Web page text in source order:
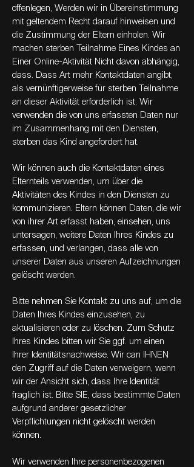
offenlegen, Werden wir in Übereinstimmung
mit geltendem Recht darauf hinweisen und
die Zustimmung der Eltern einholen. Wir
machen sterben Teilnahme Eines Kindes an
Einer Online-Aktivität Nicht davon abhängig,
dass. Dass Art mehr Kontaktdaten angibt,
als vernünftigerweise für sterben Teilnahme
an dieser Aktivität erforderlich ist. Wir
verwenden die von uns erfassten Daten nur
im Zusammenhang mit den Diensten,
sterben das Kind angefordert hat.
Wir können auch die Kontaktdaten eines
Elternteils verwenden, um über die
Aktivitäten des Kindes in den Diensten zu
kommunizieren. Eltern können Daten, die wir
von ihrer Art erfasst haben, einsehen, uns
untersagen, weitere Daten Ihres Kindes zu
erfassen, und verlangen, dass alle von
unserer Daten aus unseren Aufzeichnungen
gelöscht werden.
Bitte nehmen Sie Kontakt zu uns auf, um die
Daten Ihres Kindes einzusehen, zu
aktualisieren oder zu löschen. Zum Schutz
Ihres Kindes bitten wir Sie ggf. um einen
Ihrer Identitätsnachweise. Wir can IHNEN
den Zugriff auf die Daten verweigern, wenn
wir der Ansicht sich, dass Ihre Identität
fraglich ist. Bitte SIE, dass bestimmte Daten
aufgrund anderer gesetzlicher
Verpflichtungen nicht gelöscht werden
können.
Wir verwenden Ihre personenbezogenen